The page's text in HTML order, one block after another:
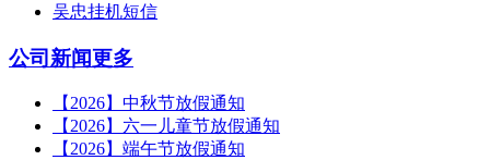
吴忠挂机短信
公司新闻更多
【2026】中秋节放假通知
【2026】六一儿童节放假通知
【2026】端午节放假通知